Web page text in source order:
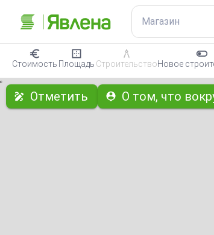
Магазин
Стоимость Площадь СтроительствоНовое
с
Отметить О том, что